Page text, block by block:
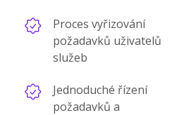
Proces vyřizování
požadavků uživatelů
služeb
Jednoduché řízení
požadavků a